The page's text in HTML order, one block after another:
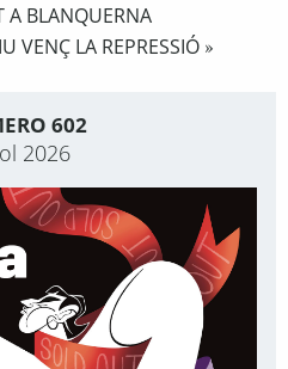
A BLANQUERNA
VENÇ LA REPRESSIÓ»
602
2026